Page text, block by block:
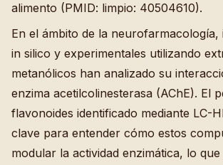
alimento (PMID: limpio: 40504610).
En el ámbito de la neurofarmacología,
in silico y experimentales utilizando
metanólicos han analizado su
enzima acetilcolinesterasa (AChE). El
flavonoides identificado mediante LC-
clave para entender cómo estos
modular la actividad enzimática, lo